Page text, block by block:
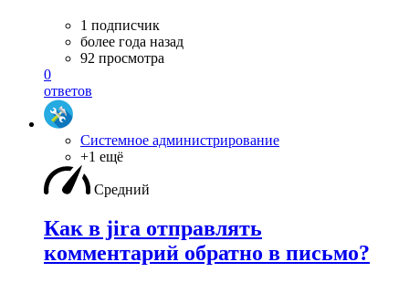
1 подписчик
более года назад
92 просмотра
0
ответов
Системное администрирование
+1 ещё
Средний
Как в jira отправлять
комментарий обратно в письмо?